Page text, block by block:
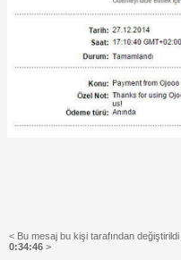
< Bu mesaj bu kişi tarafından değiştirildi
0:34:46 >